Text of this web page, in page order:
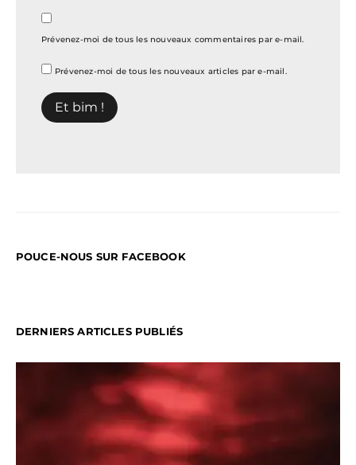
Prévenez-moi de tous les nouveaux commentaires par e-mail.
Prévenez-moi de tous les nouveaux articles par e-mail.
POUCE-NOUS SUR FACEBOOK
DERNIERS ARTICLES PUBLIÉS